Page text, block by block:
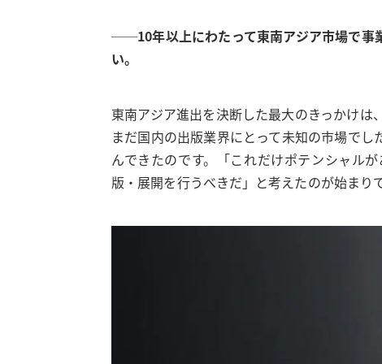
──10年以上にわたって東南アジア市場で事
い。
東南アジア進出を決断した最大のきっかけ
まだ国内の出版業界にとって未知の市場で
んできたのです。「これだけポテンシャル
版・展開を行うべきだ」と考えたのが始まりで